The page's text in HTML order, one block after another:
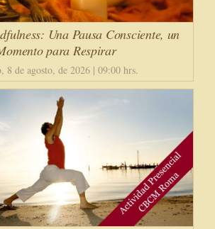
Una Pausa Consciente, un
para Respirar
8 de agosto, de 2026 | 09:00 hrs.